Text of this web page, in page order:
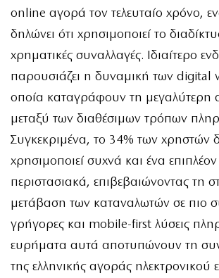
online αγορά τον τελευταίο χρόνο,
δηλώνει ότι χρησιμοποιεί το
χρηματικές συναλλαγές. Ιδιαίτερο
παρουσιάζει η δυναμική των digital
οποία καταγράφουν τη μεγαλύτερη
μεταξύ των διαθέσιμων τρόπων
Συγκεκριμένα, το 34% των χρηστών
χρησιμοποιεί συχνά και ένα
περιστασιακά, επιβεβαιώνοντας τη
μετάβαση των καταναλωτών σε πιο
γρήγορες και mobile-first λύσεις
ευρήματα αυτά αποτυπώνουν τη
της ελληνικής αγοράς ηλεκτρονικού